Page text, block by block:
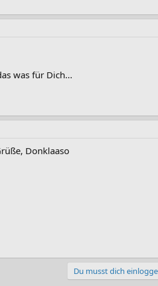
was für Dich...
Donklaaso
Du musst dich